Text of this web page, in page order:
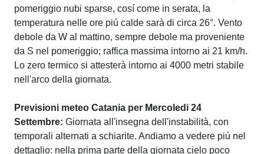
pomeriggio nubi sparse, cosí come in serata, la
temperatura nelle ore piú calde sarà di circa 26°. Vento
debole da W al mattino, sempre debole ma proveniente
da S nel pomeriggio; raffica massima intorno ai 21 km/h.
Lo zero termico si attesterà intorno ai 4000 metri stabile
nell'arco della giornata.
Previsioni meteo Catania per Mercoledi 24
Settembre: Giornata all'insegna dell'instabilità, con
temporali alternati a schiarite. Andiamo a vedere piú nel
dettaglio: nella prima parte della giornata cielo poco